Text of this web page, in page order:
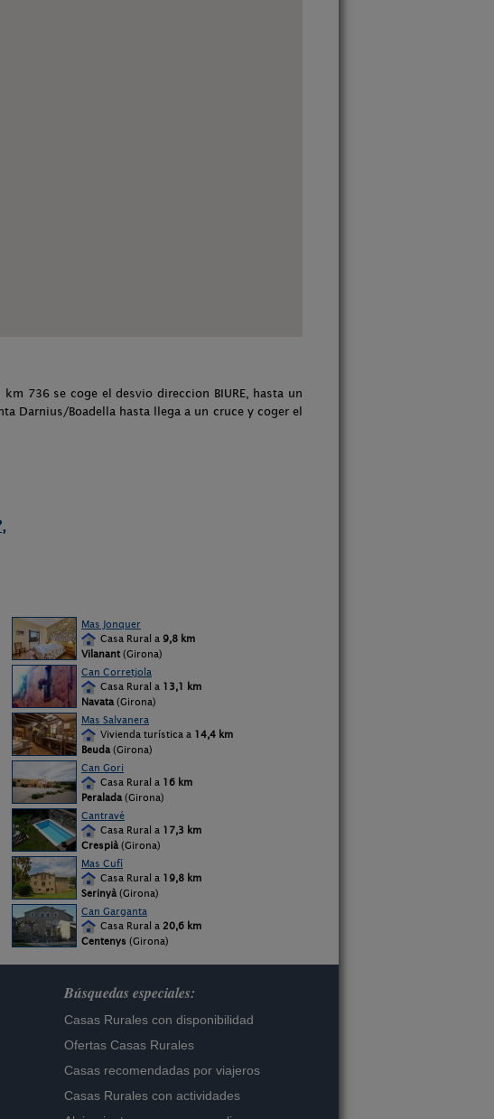
736 se coge el desvio direccion BIURE, hasta un
Darnius/Boadella hasta llega a un cruce y coger el
Mas Jonquer
Casa Rural a 9,8 km
Vilanant (Girona)
Can Corretjola
Casa Rural a 13,1 km
Navata (Girona)
Mas Salvanera
Vivienda turística a 14,4 km
Beuda (Girona)
Can Gori
Casa Rural a 16 km
Peralada (Girona)
Cantravé
Casa Rural a 17,3 km
Crespià (Girona)
Mas Cufí
Casa Rural a 19,8 km
Serinyà (Girona)
Can Garganta
Casa Rural a 20,6 km
Centenys (Girona)
Búsquedas especiales:
Casas Rurales con disponibilidad
Ofertas Casas Rurales
Casas recomendadas por viajeros
Casas Rurales con actividades